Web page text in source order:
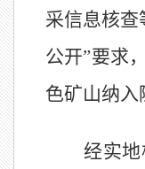
采信息核查
公开”要求
色矿山纳入
经实